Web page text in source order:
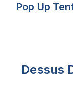
Pop Up
Dessus